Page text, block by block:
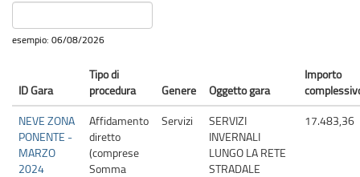
Data
pubblicazione
(DA-
Data
esempio: 06/08/2026
(DA-
A)
ID Gara
Tipo di
procedura
Genere Oggetto gara
Importo
NEVE ZONA
PONENTE -
MARZO
2024
Affidamento
diretto
(comprese
Somma
Servizi
SERVIZI
INVERNALI
LUNGO LA RETE
STRADALE
17.483,36